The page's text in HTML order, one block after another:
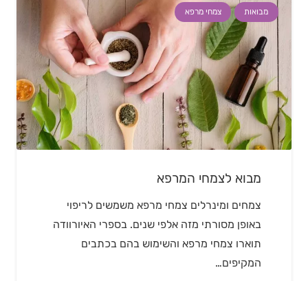
מבואות צמחי מרפא
מבוא לצמחי המרפא
צמחים ומינרלים צמחי מרפא משמשים לריפוי
באופן מסורתי מזה אלפי שנים. בספרי האיורוודה
תוארו צמחי מרפא והשימוש בהם בכתבים
המקיפים…